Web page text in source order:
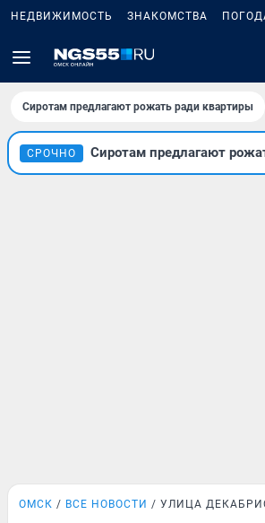
НЕДВИЖИМОСТЬ ЗНАКОМСТВА
Сиротам предлагают рожать ради квартиры
СРОЧНО Сиротам предлагают
ОМСК ВСЕ НОВОСТИ УЛИЦА